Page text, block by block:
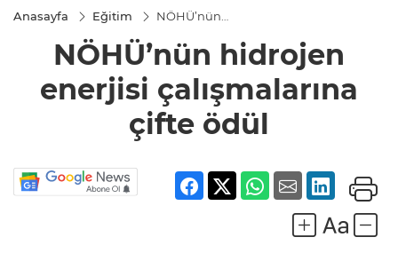
Anasayfa Eğitim
NÖHÜ’nün
enerjisi
çalışmalarına
NÖHÜ’nün hidrojen
enerjisi çalışmalarına
çifte ödül